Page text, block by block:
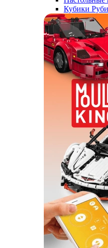
Кубики